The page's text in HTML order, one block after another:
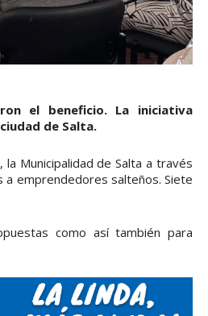
el beneficio. La iniciativa
de Salta.
Municipalidad de Salta a través
emprendedores salteños. Siete
como así también para